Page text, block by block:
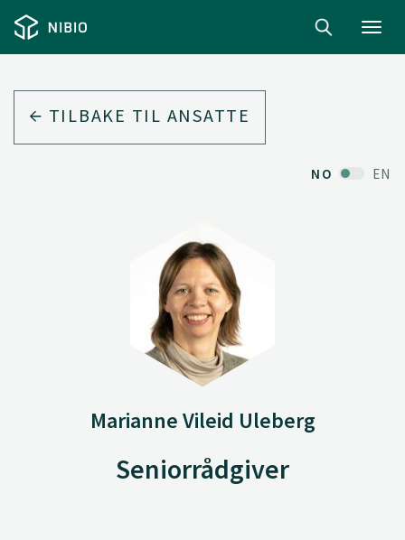
TILBAKE TIL ANSATTE
NO EN
Marianne Vileid Uleberg
Seniorrådgiver